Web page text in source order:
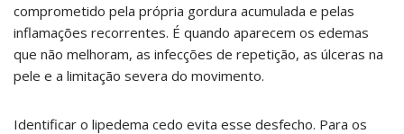
comprometido pela própria gordura acumulada e pelas
inflamações recorrentes. É quando aparecem os edemas
que não melhoram, as infecções de repetição, as úlceras na
pele e a limitação severa do movimento.
Identificar o lipedema cedo evita esse desfecho. Para os